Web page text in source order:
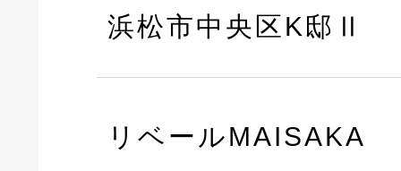
浜松市中央区K邸Ⅱ
リベールMAISAKA